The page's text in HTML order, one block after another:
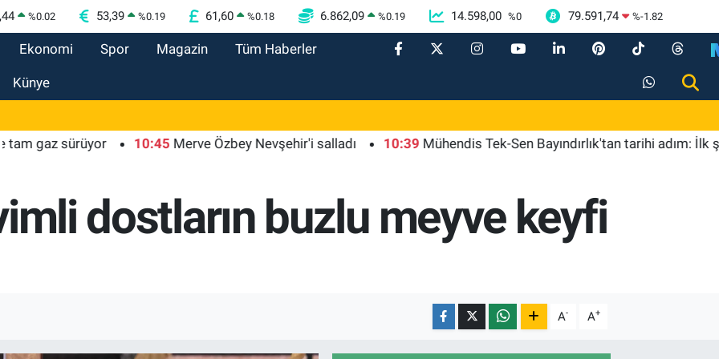
%0.02 53,39 %0.19 61,60 %0.18 6.862,09 %0.19 14.598,00 %0 79.591,74 %-1.82
Ekonomi Spor Magazin Tüm Haberler
Künye
sürüyor 10:45 Merve Özbey Nevşehir'i salladı 10:39 Mühendis Tek-Sen Bayındırlık'tan tarihi adım: İlk şube
dostların buzlu meyve keyfi
A- A+